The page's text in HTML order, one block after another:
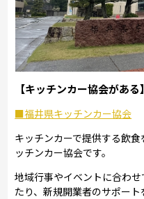
【キッチンカー協会がある】
■福井県キッチンカー協会
キッチンカーで提供する飲
ッチンカー協会です。
地域行事やイベントに合わ
たり、新規開業者のサポート